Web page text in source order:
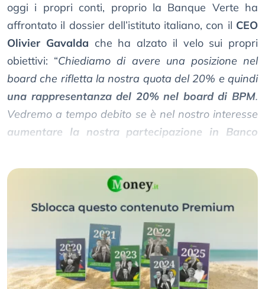
oggi i propri conti, proprio la Banque Verte ha
affrontato il dossier dell’istituto italiano, con il CEO
Olivier Gavalda che ha alzato il velo sui propri
obiettivi: “Chiediamo di avere una posizione nel
board che rifletta la nostra quota del 20% e quindi
una rappresentanza del 20% nel board di BPM.
Vedremo a tempo debito se è nel nostro interesse
aumentare la nostra partecipazione in Banco